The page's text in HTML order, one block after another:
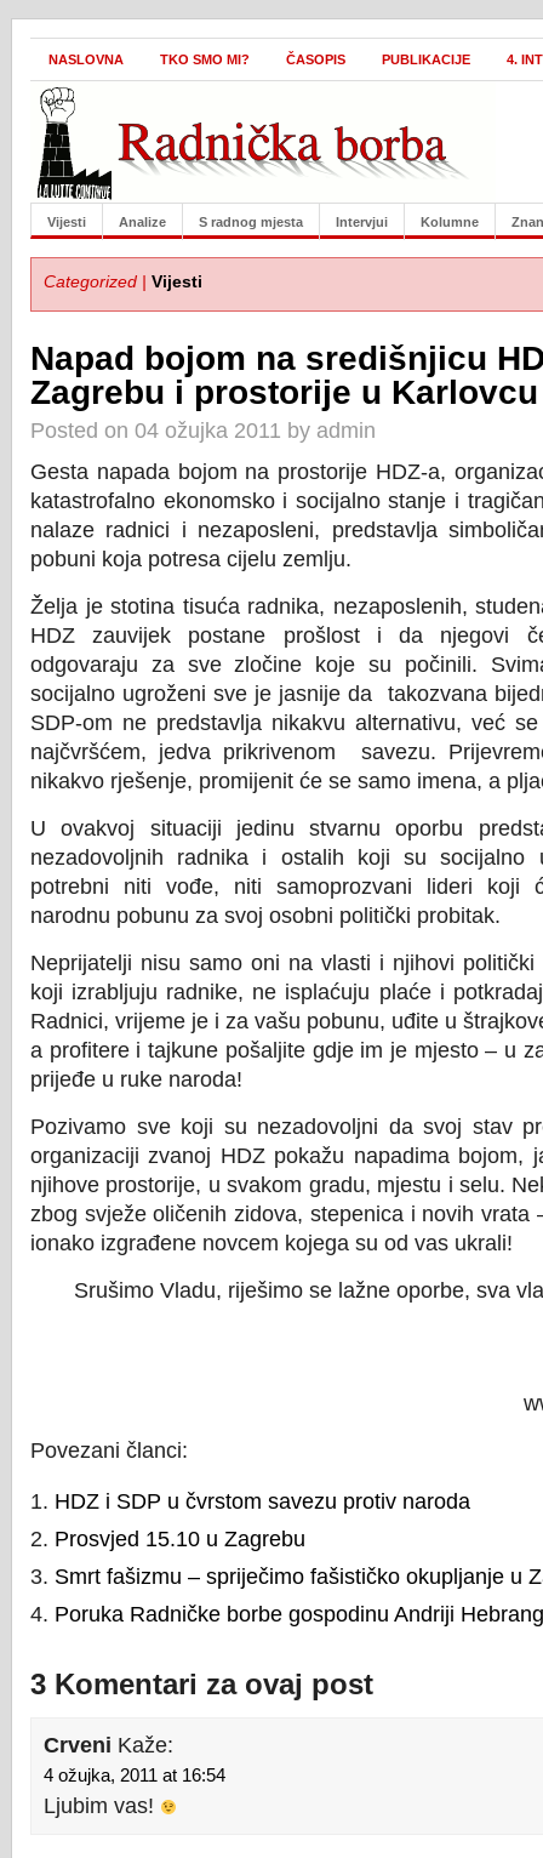
NASLOVNA TKO SMO MI? ČASOPIS PUBLIKACIJE 4.
Vijesti Analize S radnog mjesta Intervjui Kolumne
Categorized | Vijesti
Napad bojom na središnjicu
Zagrebu i prostorije u Karlovcu
Posted on 04 ožujka 2011 by admin
Gesta napada bojom na prostorije HDZ-a,
katastrofalno ekonomsko i socijalno stanje i
nalaze radnici i nezaposleni, predstavlja
pobuni koja potresa cijelu zemlju.
Želja je stotina tisuća radnika, nezaposlenih,
HDZ zauvijek postane prošlost i da njegovi
odgovaraju za sve zločine koje su počinili.
socijalno ugroženi sve je jasnije da takozvana
SDP-om ne predstavlja nikakvu alternativu, već
najčvršćem, jedva prikrivenom savezu.
nikakvo rješenje, promijenit će se samo imena, a
U ovakvoj situaciji jedinu stvarnu oporbu
nezadovoljnih radnika i ostalih koji su socijalno
potrebni niti vođe, niti samoprozvani lideri koji
narodnu pobunu za svoj osobni politički probitak.
Neprijatelji nisu samo oni na vlasti i njihovi
koji izrabljuju radnike, ne isplaćuju plaće i
Radnici, vrijeme je i za vašu pobunu, uđite u
a profitere i tajkune pošaljite gdje im je mjesto – u
prijeđe u ruke naroda!
Pozivamo sve koji su nezadovoljni da svoj stav
organizaciji zvanoj HDZ pokažu napadima bojom,
njihove prostorije, u svakom gradu, mjestu i selu.
zbog svježe oličenih zidova, stepenica i novih vrata
ionako izgrađene novcem kojega su od vas ukrali!
Srušimo Vladu, riješimo se lažne oporbe, sva
Povezani članci:
HDZ i SDP u čvrstom savezu protiv naroda
Prosvjed 15.10 u Zagrebu
Smrt fašizmu – spriječimo fašističko okupljanje u
Poruka Radničke borbe gospodinu Andriji
3 Komentari za ovaj post
Crveni Kaže:
4 ožujka, 2011 at 16:54
Ljubim vas!